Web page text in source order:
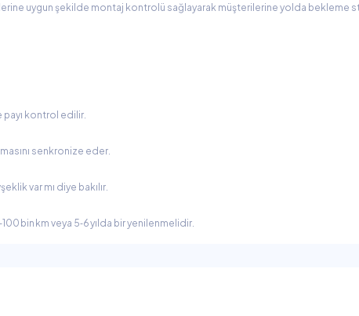
uygun şekilde montaj kontrolü sağlayarak müşterilerine yolda bekleme
payı kontrol edilir.
senkronize eder.
var mı diye bakılır.
bin km veya 5‑6 yılda bir yenilenmelidir.